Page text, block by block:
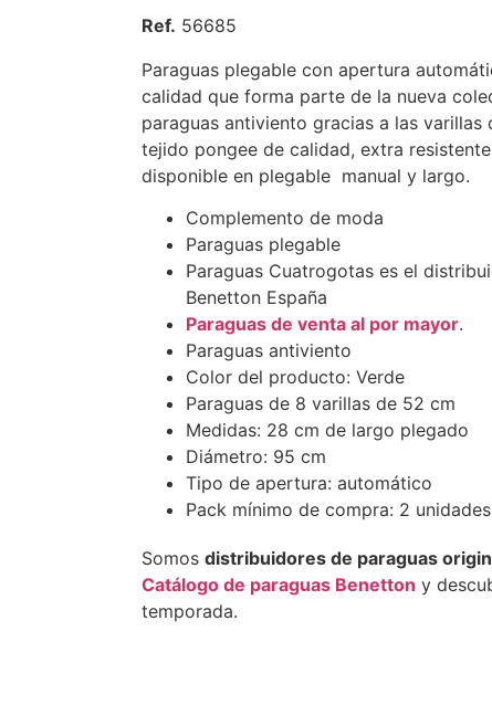
Ref. 56685
Paraguas plegable con apertura
calidad que forma parte de la nueva
paraguas antiviento gracias a las
tejido pongee de calidad, extra
disponible en plegable manual y largo.
Complemento de moda
Paraguas plegable
Paraguas Cuatrogotas es el
Benetton España
Paraguas de venta al por mayor.
Paraguas antiviento
Color del producto: Verde
Paraguas de 8 varillas de 52 cm
Medidas: 28 cm de largo plegado
Diámetro: 95 cm
Tipo de apertura: automático
Pack mínimo de compra: 2 unidades
Somos distribuidores de paraguas
Catálogo de paraguas Benetton y
temporada.